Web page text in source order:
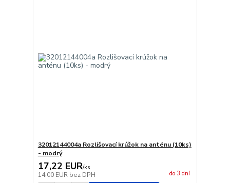
32012144004a Rozlišovací krúžok na anténu (10ks)
- modrý
17,22 EUR/ks
14,00 EUR bez DPH do 3 dní